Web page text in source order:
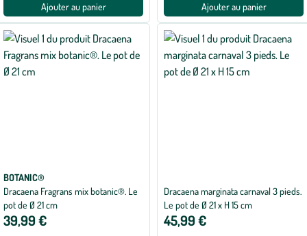
Ajouter au panier
Ajouter au panier
BOTANIC®
Dracaena Fragrans mix botanic®. Le
pot de Ø 21 cm
39,99 €
Dracaena marginata carnaval 3 pieds.
Le pot de Ø 21 x H 15 cm
45,99 €